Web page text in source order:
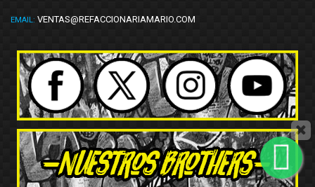
EMAIL: VENTAS@REFACCIONARIAMARIO.COM